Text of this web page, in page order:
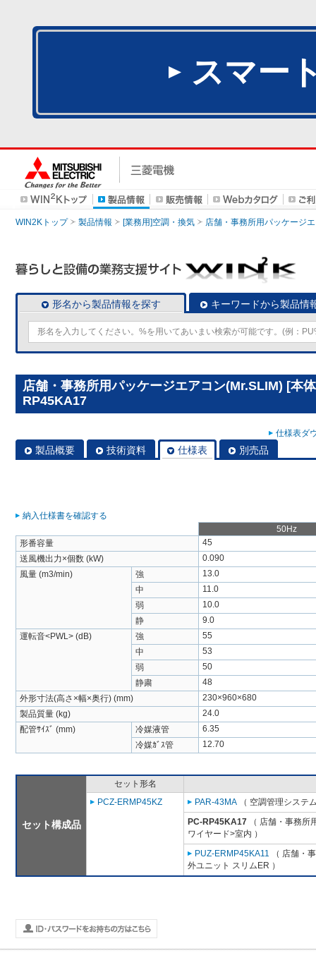
スマー
WIN2Kトップ 製品情報 [業務用]空調・換気 店舗・事務所用パッケージ
形名から製品情報を探す キーワードから製品情
店舗・事務所用パッケージエアコン(Mr.SLIM) [本
RP45KA17
仕様表ダ
製品概要 技術資料 仕様表 別売品
納入仕様書を確認する
50Hz
形番容量
45
送風機出力×個数 (kW)
0.090
風量 (m3/min)
強
13.0
中
11.0
弱
10.0
静
9.0
運転音<PWL> (dB)
強
55
中
53
弱
50
静粛
48
外形寸法(高さ×幅×奥行) (mm)
230×960×680
製品質量 (kg)
24.0
配管ｻｲｽﾞ (mm)
冷媒液管
6.35
冷媒ｶﾞｽ管
12.70
セット構成品
セット形名
PCZ-ERMP45KZ
PAR-43MA （ 空調管理システ
PC-RP45KA17 （ 店舗・事務所
ワイヤード>室内 ）
PUZ-ERMP45KA11 （ 店舗・
外ユニット スリムER ）